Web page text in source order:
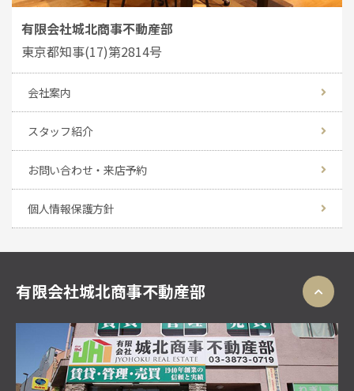
有限会社城北商事不動産部
東京都知事(17)第2814号
会社案内
スタッフ紹介
お問い合わせ・来店予約
個人情報保護方針
有限会社城北商事不動産部